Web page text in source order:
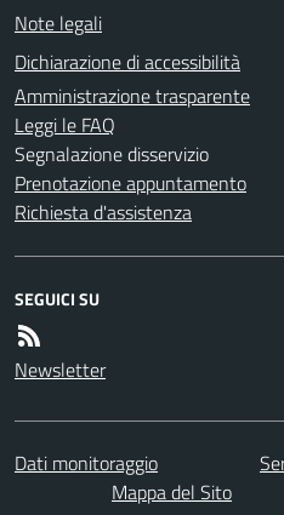
Note legali
Dichiarazione di accessibilità
Amministrazione trasparente
Leggi le FAQ
Segnalazione disservizio
Prenotazione appuntamento
Richiesta d'assistenza
SEGUICI SU
Newsletter
Dati monitoraggio
Mappa del Sito